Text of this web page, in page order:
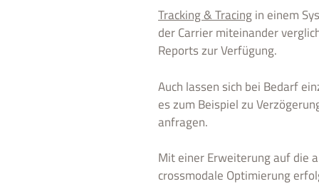
Tracking & Tracingin einem
der Carrier miteinander
Reports zur Verfügung.
Auch lassen sich bei Bedarf
es zum Beispiel zu
anfragen.
Mit einer Erweiterung auf die
crossmodale Optimierung